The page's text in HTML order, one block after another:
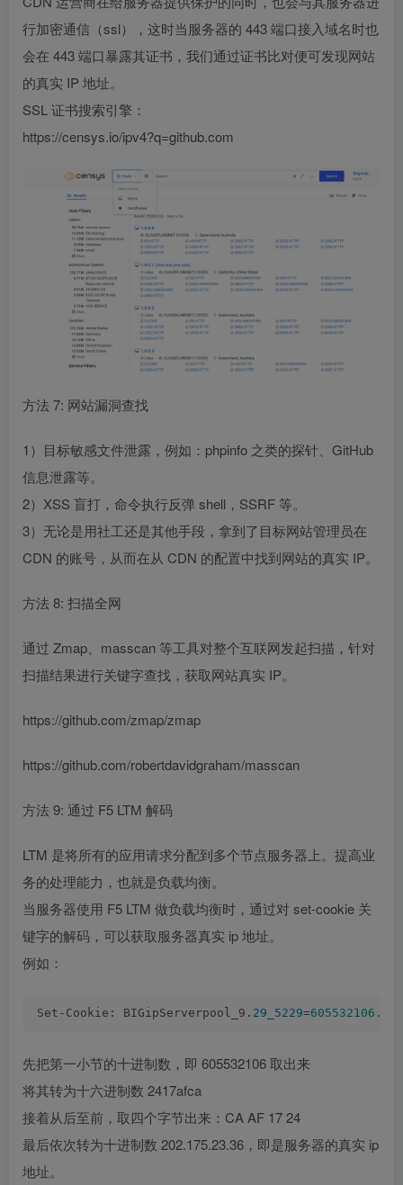
行加密通信（ssl），这时当服务器的 443 端口接入域名时也
会在 443 端口暴露其证书，我们通过证书比对便可发现网站
的真实 IP 地址。
SSL 证书搜索引擎：
https://censys.io/ipv4?q=github.com
方法 7: 网站漏洞查找
1）目标敏感文件泄露，例如：phpinfo 之类的探针、GitHub
信息泄露等。
2）XSS 盲打，命令执行反弹 shell，SSRF 等。
3）无论是用社工还是其他手段，拿到了目标网站管理员在
CDN 的账号，从而在从 CDN 的配置中找到网站的真实 IP。
方法 8: 扫描全网
通过 Zmap、masscan 等工具对整个互联网发起扫描，针对
扫描结果进行关键字查找，获取网站真实 IP。
https://github.com/zmap/zmap
https://github.com/robertdavidgraham/masscan
方法 9: 通过 F5 LTM 解码
LTM 是将所有的应用请求分配到多个节点服务器上。提高业
务的处理能力，也就是负载均衡。
当服务器使用 F5 LTM 做负载均衡时，通过对 set-cookie 关
键字的解码，可以获取服务器真实 ip 地址。
例如：
Set-Cookie: BIGipServerpool_9. 29_5229=
先把第一小节的十进制数，即 605532106 取出来
将其转为十六进制数 2417afca
接着从后至前，取四个字节出来：CA AF 17 24
最后依次转为十进制数 202.175.23.36，即是服务器的真实 ip
地址。